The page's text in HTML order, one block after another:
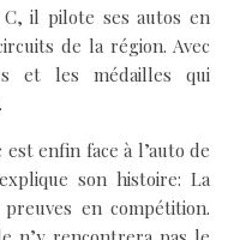
C, il pilote ses autos en
de la région. Avec
et les médailles qui
enfin face à l’auto de
son histoire: La
en compétition.